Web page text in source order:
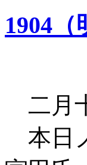
1904（
二月
本日